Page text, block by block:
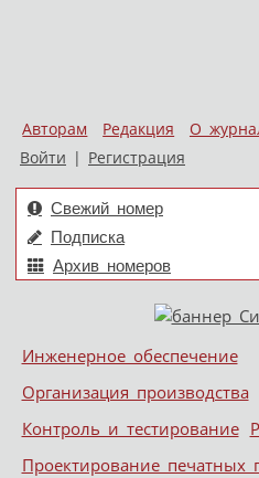
Авторам Редакция О
Войти | Регистрация
Свежий номер
Подписка
Архив номеров
Меню
Skip to content
Инженерное обеспечение
Организация производства
Контроль и тестирование
Проектирование печатных